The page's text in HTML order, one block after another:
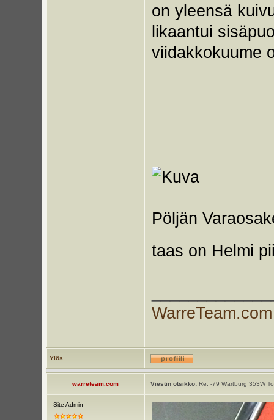
on yleensä
likaantui
viidakkokuume
Pöljän
taas on Helmi
WarreTeam.com
Ylös
warreteam.com Viestin otsikko:Re: -79 Wartburg 353W
Site Admin